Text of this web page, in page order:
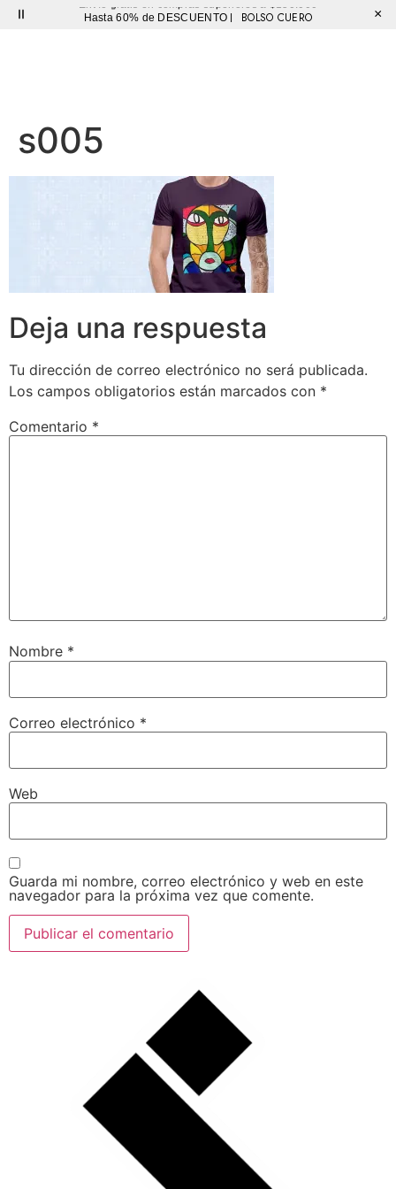
Hasta 60% de DESCUENTO | BOLSO CUERO ×
s005
Deja una respuesta
Tu dirección de correo electrónico no será publicada.
Los campos obligatorios están marcados con *
Comentario *
Nombre *
Correo electrónico *
Web
Guarda mi nombre, correo electrónico y web en este
navegador para la próxima vez que comente.